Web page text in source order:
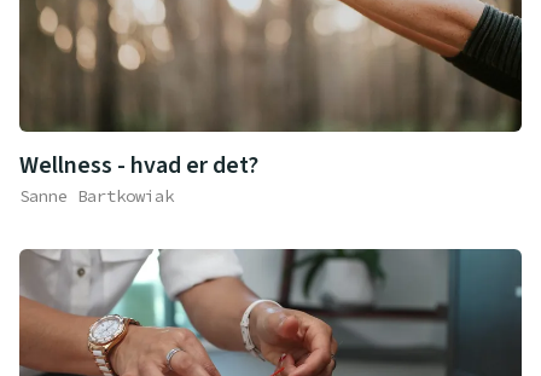
Wellness - hvad er det?
Sanne Bartkowiak